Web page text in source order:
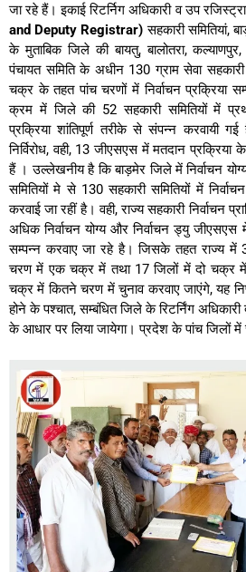
जा रहे हैं। इकाई रिटर्निग अधिकारी व उप
and Deputy Registrar)सहकारी समितियां,
के मुताबिक जिले की बायतु, बालोतरा, कल्याणपुर,
पंचायत समिति के अधीन 130 ग्राम सेवा
चक्र के तहत पांच चरणों में निर्वाचन प्रक्रिया
क्रम में जिले की 52 सहकारी समितियों में
प्रक्रिया शांतिपूर्ण तरीके से संपन्न करवायी
निर्विरोध, वही, 13 जीएसएस में मतदान प्रक्रिया
हैं । उल्लेखनीय है कि बाड़मेर जिले में निर्वाचन
समितियों मे से 130 सहकारी समितियों में
करवाई जा रहीं है। वही, राज्य सहकारी निर्वाचन
अधिक निर्वाचन योग्य और निर्वाचन ड्यु
सम्पन्न करवाए जा रहे है। जिसके तहत राज्य में
चरण में एक चक्र में तथा 17 जिलों में दो चक्र
चक्र में कितने चरण में चुनाव करवाए जाएंगे, यह
होने के पश्चात, सम्बंधित जिले के रिटर्निंग अधिकारी
के आधार पर लिया जायेगा। प्रदेश के पांच जिलों में